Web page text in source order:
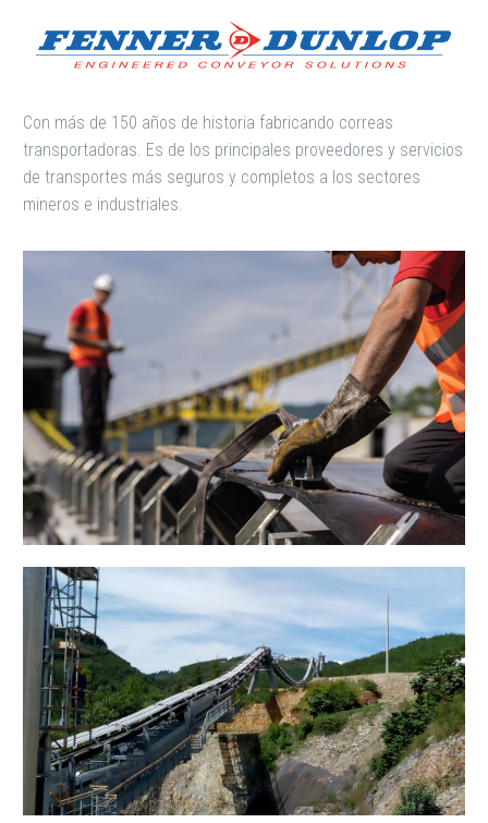
Con más de 150 años de historia fabricando correas
transportadoras. Es de los principales proveedores y servicios
de transportes más seguros y completos a los sectores
mineros e industriales.